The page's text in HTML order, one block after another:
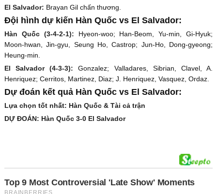
El Salvador: Brayan Gil chấn thương.
Đội hình dự kiến Hàn Quốc vs El Salvador:
Hàn Quốc (3-4-2-1): Hyeon-woo; Han-Beom, Yu-min, Gi-Hyuk;
Moon-hwan, Jin-gyu, Seung Ho, Castrop; Jun-Ho, Dong-gyeong;
Heung-min.
El Salvador (4-3-3):Gonzalez; Valladares, Sibrian, Clavel, A.
Henriquez; Cerritos, Martinez, Diaz; J. Henriquez, Vasquez, Ordaz.
Dự đoán kết quả Hàn Quốc vs El Salvador:
Lựa chọn tốt nhất: Hàn Quốc & Tài cả trận
DỰ ĐOÁN: Hàn Quốc 3-0 El Salvador